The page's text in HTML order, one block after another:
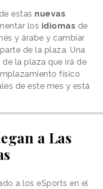
estas nuevas
los idiomas de
y árabe y cambiar
de la plaza. Una
la plaza que irá de
físico
de este mes y está
a Las
a los eSports en el